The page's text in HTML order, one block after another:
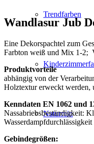
Trendfarben
Naturrein
Wandlasur Jub
Eine Dekorspachtel zum
Farbton weiß und Mix 1-2;
Produktvorteile
abhängig von der
Holztextur erweckt werden,
Kenndaten EN 1062 und
Nassabriebsbeständigkeit:
Gebindegrößen: